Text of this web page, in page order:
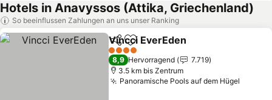
Hotels in Anavyssos (Attika, Griechenland)
So beeinflussen Zahlungen an uns unser Ranking
TeilenZu Favoriten hinzufügen
Vincci EverEden
4 Sterne
8,9 Hervorragend
7.719
3.5 km bis Zentrum
Panoramische Pools auf dem Hügel